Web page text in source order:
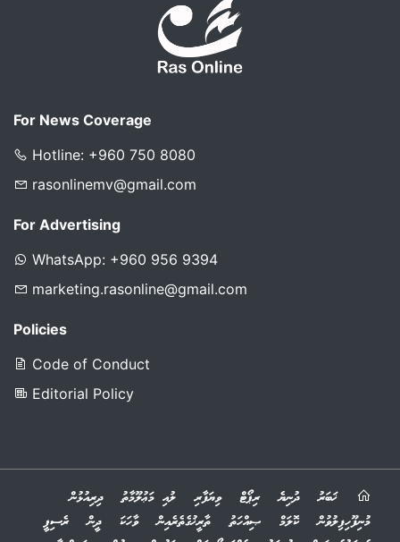
For News Coverage
Hotline: +960 750 8080
rasonlinemv@gmail.com
For Advertising
WhatsApp: +960 956 9394
marketing.rasonline@gmail.com
Policies
Code of Conduct
Editorial Policy
ޚަބަރު ދުނިޔެ ރިޕޯޓް ވިޔަފާރި ލުއި މަޢުލޫމާތު
ދިރިއުޅުން
މުނިފޫހިފިލުވުން
ކޮލަމް ޞިއްހަތު ތާރީޚުގެތެރެއިން ވާހަކަ ދީން
ރެސިޕީ